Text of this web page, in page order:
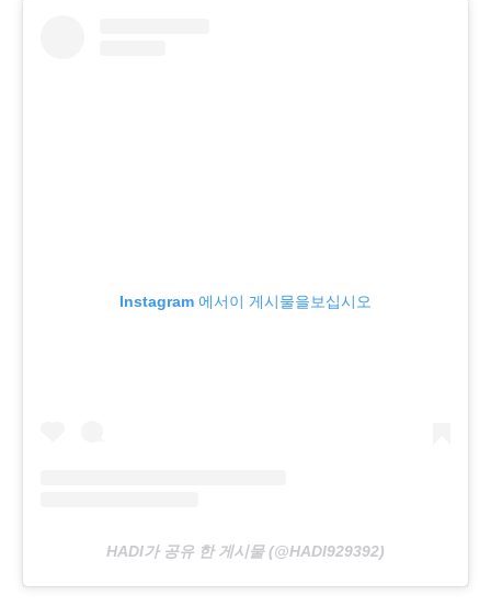
Instagram 에서이 게시물을보십시오
HADI가 공유 한 게시물 (@HADI929392)